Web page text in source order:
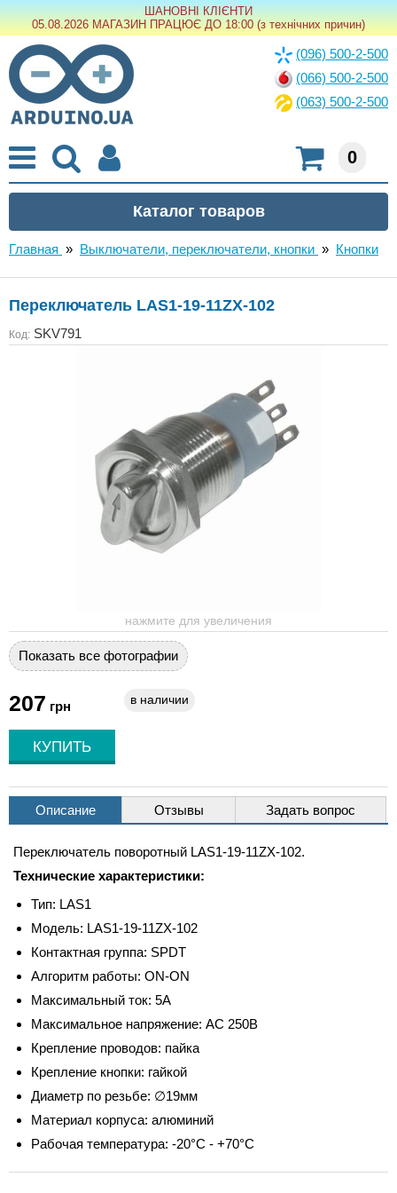
ШАНОВНІ КЛІЄНТИ
05.08.2026 МАГАЗИН ПРАЦЮЄ ДО 18:00 (з технічних причин)
(096) 500-2-500
(066) 500-2-500
(063) 500-2-500
0
Главная » Выключатели, переключатели, кнопки » Кнопки
Переключатель LAS1-19-11ZX-102
Код: SKV791
нажмите для увеличения
Показать все фотографии
207 грн в наличии
Описание Отзывы Задать вопрос
Переключатель поворотный LAS1-19-11ZX-102.
Технические характеристики:
Тип: LAS1
Модель: LAS1-19-11ZX-102
Контактная группа: SPDT
Алгоритм работы: ON-ON
Максимальный ток: 5А
Максимальное напряжение: AC 250В
Крепление проводов: пайка
Крепление кнопки: гайкой
Диаметр по резьбе: ∅19мм
Материал корпуса: алюминий
Рабочая температура: -20°C - +70°C